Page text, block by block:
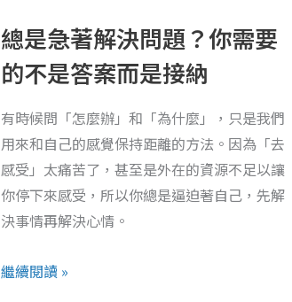
勒
索
總是急著解決問題？你需要
的不是答案而是接納
有時候問「怎麼辦」和「為什麼」，只是我們
用來和自己的感覺保持距離的方法。因為「去
感受」太痛苦了，甚至是外在的資源不足以讓
你停下來感受，所以你總是逼迫著自己，先解
決事情再解決心情。
急
著
解
決
問
題？
你
需
的
繼續閱讀 »